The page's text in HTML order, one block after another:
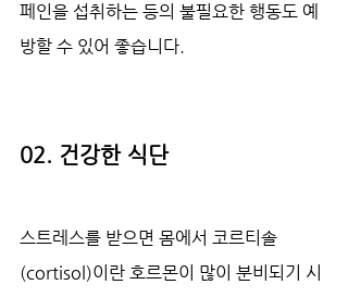
페인을 섭취하는 등의 불필요한 행동도 예
방할 수 있어 좋습니다.
02. 건강한 식단
스트레스를 받으면 몸에서 코르티솔
(cortisol)이란 호르몬이 많이 분비되기 시